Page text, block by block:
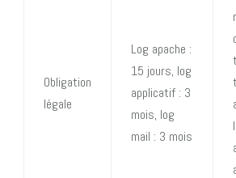
Obligation
légale
Log apache :
15 jours, log
applicatif : 3
mois, log
mail : 3 mois